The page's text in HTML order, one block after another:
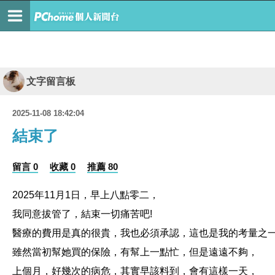
文字留言板
2025-11-08 18:42:04
結束了
留言 0 收藏 0 推薦 80
2025年11月1日，早上八點零二，
我同意拔管了，結束一切痛苦吧!
醫療的費用是真的很貴，我也必須承認，這也是我的考量之
雖然當初幫她買的保險，有幫上一點忙，但是遠遠不夠，
上個月，好幾次的病危，其實早該料到，會有這樣一天，